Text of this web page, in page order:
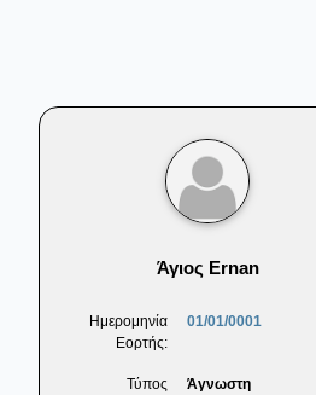
Άγιος Ernan
Ημερομηνία
Εορτής:
01/01/0001
Τύπος
Άγνωστη